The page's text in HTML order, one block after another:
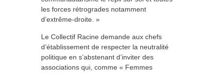
les forces rétrogrades notamment
d’extrême-droite. »
Le Collectif Racine demande aux chefs
d’établissement de respecter la neutralité
politique en s’abstenant d’inviter des
associations qui, comme « Femmes